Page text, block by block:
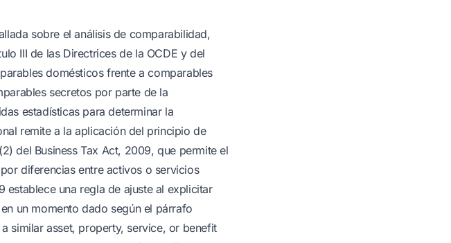
sobre el análisis de comparabilidad,
III de las Directrices de la OCDE y del
domésticos frente a comparables
secretos por parte de la
estadísticas para determinar la
remite a la aplicación del principio de
del Business Tax Act, 2009, que permite el
diferencias entre activos o servicios
una regla de ajuste al explicitar
un momento dado según el párrafo
similar asset, property, service, or benefit